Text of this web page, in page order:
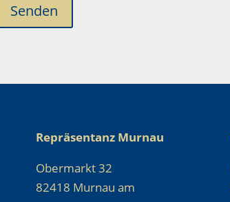
Senden
Repräsentanz Murnau
Obermarkt 32
82418 Murnau am